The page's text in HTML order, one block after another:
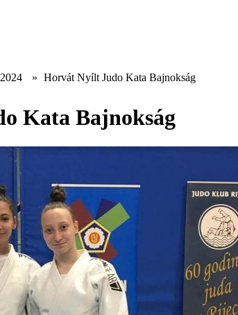
» Horvát Nyílt Judo Kata Bajnokság
Kata Bajnokság